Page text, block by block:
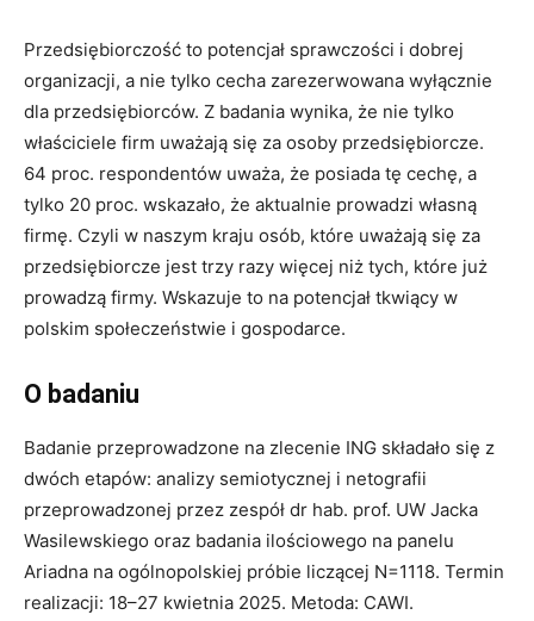
Przedsiębiorczość to potencjał sprawczości i dobrej
organizacji, a nie tylko cecha zarezerwowana wyłącznie
dla przedsiębiorców. Z badania wynika, że nie tylko
właściciele firm uważają się za osoby przedsiębiorcze.
64 proc. respondentów uważa, że posiada tę cechę, a
tylko 20 proc. wskazało, że aktualnie prowadzi własną
firmę. Czyli w naszym kraju osób, które uważają się za
przedsiębiorcze jest trzy razy więcej niż tych, które już
prowadzą firmy. Wskazuje to na potencjał tkwiący w
polskim społeczeństwie i gospodarce.
O badaniu
Badanie przeprowadzone na zlecenie ING składało się z
dwóch etapów: analizy semiotycznej i netografii
przeprowadzonej przez zespół dr hab. prof. UW Jacka
Wasilewskiego oraz badania ilościowego na panelu
Ariadna na ogólnopolskiej próbie liczącej N=1118. Termin
realizacji: 18–27 kwietnia 2025. Metoda: CAWI.